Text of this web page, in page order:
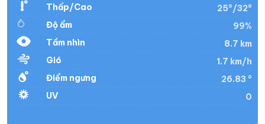
Thấp/Cao
25°/32°
Độ ẩm
99%
Tầm nhìn
8.7 km
Gió
1.7 km/h
Điểm ngưng
26.83 °
UV
0